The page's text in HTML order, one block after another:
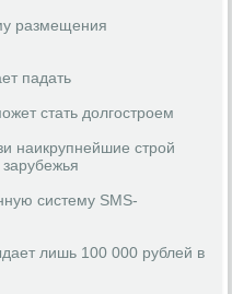
размещения
падать
стать долгостроем
наикрупнейшие строй
систему SMS-
лишь 100 000 рублей в